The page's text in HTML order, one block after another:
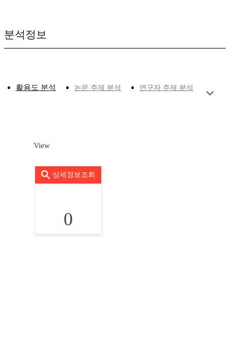
분석정보
활용도 분석 논문 주제 분석 연구자 주제 분석
View
상세정보조회
0